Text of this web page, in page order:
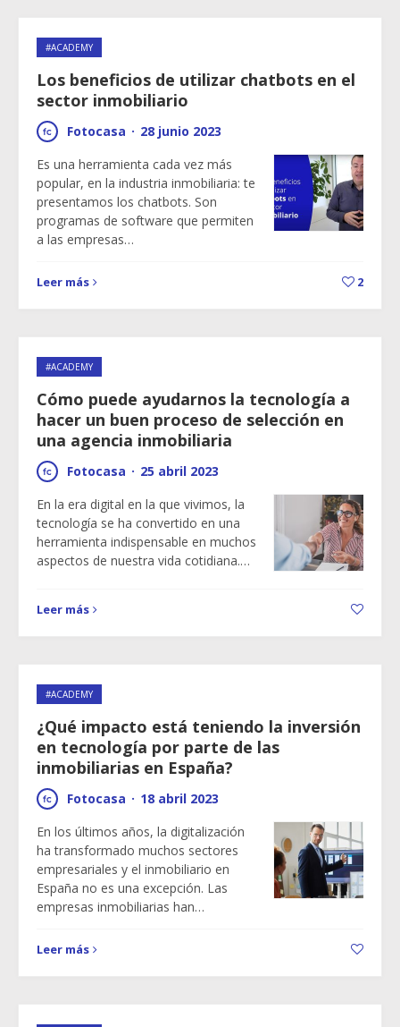
#ACADEMY
Los beneficios de utilizar chatbots en el
sector inmobiliario
Fotocasa · 28 junio 2023
Es una herramienta cada vez más
popular, en la industria inmobiliaria: te
presentamos los chatbots. Son
programas de software que permiten
a las empresas…
Leer más 2
#ACADEMY
Cómo puede ayudarnos la tecnología a
hacer un buen proceso de selección en
una agencia inmobiliaria
Fotocasa · 25 abril 2023
En la era digital en la que vivimos, la
tecnología se ha convertido en una
herramienta indispensable en muchos
aspectos de nuestra vida cotidiana.…
Leer más
#ACADEMY
¿Qué impacto está teniendo la inversión
en tecnología por parte de las
inmobiliarias en España?
Fotocasa · 18 abril 2023
En los últimos años, la digitalización
ha transformado muchos sectores
empresariales y el inmobiliario en
España no es una excepción. Las
empresas inmobiliarias han…
Leer más